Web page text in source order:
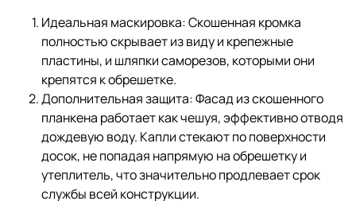
Идеальная маскировка: Скошенная кромка
полностью скрывает из виду и крепежные
пластины, и шляпки саморезов, которыми они
крепятся к обрешетке.
Дополнительная защита: Фасад из скошенного
планкена работает как чешуя, эффективно отводя
дождевую воду. Капли стекают по поверхности
досок, не попадая напрямую на обрешетку и
утеплитель, что значительно продлевает срок
службы всей конструкции.